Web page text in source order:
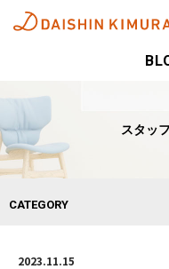
スタッ
CATEGORY
2023.11.15